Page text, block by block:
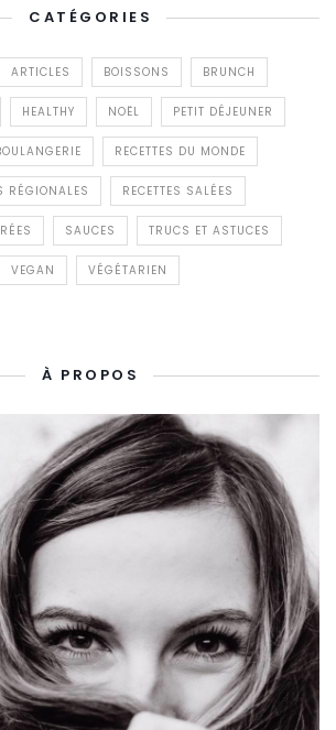
CATÉGORIES
ARTICLES BOISSONS BRUNCH
HEALTHY NOËL PETIT DÉJEUNER
RECETTES DU MONDE
RÉGIONALES RECETTES SALÉES
SAUCES TRUCS ET ASTUCES
VEGAN VÉGÉTARIEN
À PROPOS